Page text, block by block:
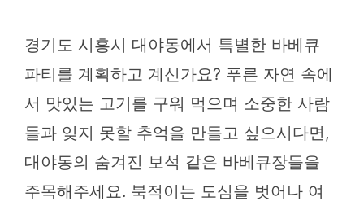
경기도 시흥시 대야동에서 특별한 바베큐
파티를 계획하고 계신가요? 푸른 자연 속에
서 맛있는 고기를 구워 먹으며 소중한 사람
들과 잊지 못할 추억을 만들고 싶으시다면,
대야동의 숨겨진 보석 같은 바베큐장들을
주목해주세요. 북적이는 도심을 벗어나 여